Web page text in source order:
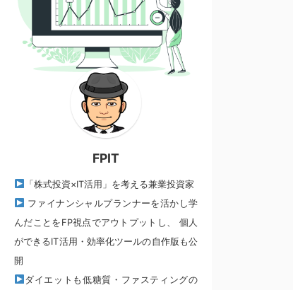
FPIT
「株式投資×IT活用」を考える兼業投資家
ファイナンシャルプランナーを活かし学
んだことをFP視点でアウトプットし、 個人
ができるIT活用・効率化ツールの自作版も公
開
ダイエットも低糖質・ファスティングの